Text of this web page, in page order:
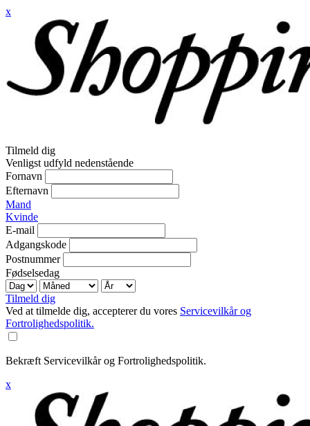
x
Tilmeld dig
Venligst udfyld nedenstående
Fornavn
Efternavn
Mand
Kvinde
E-mail
Adgangskode
Postnummer
Fødselsedag
Tilmeld dig
Ved at tilmelde dig, accepterer du vores Servicevilkår og
Fortrolighedspolitik.
Bekræft Servicevilkår og Fortrolighedspolitik.
x